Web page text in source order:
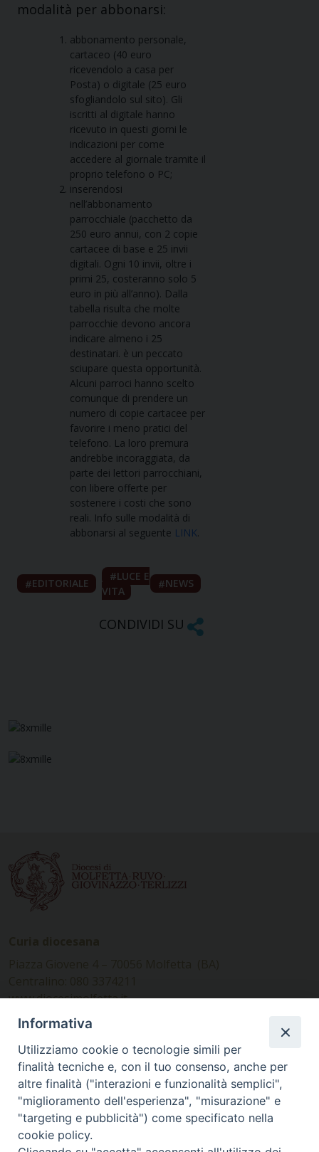
modalità per abbonarsi:
abbonamento personale,
cartaceo (40 euro
ricevendolo a casa per
Posta) o digitale (25 euro
sfogliandolo sul sito). Gli
iscritti al digitale hanno
ricevuto in questi giorni le
indicazioni per come
accedere al giornale tramite il
proprio telefono o PC;
inserendosi
nell’abbonamento
parrocchiale (pacchetto da
250 euro annui, con 2 copie
cartacee di base e 25 invii
digitali. Ogni 10 invii, oltre i
primi 25, costeranno solo 5
euro in più all’anno). Dalla
tabella risulta che molte
parrocchie devono ancora
indicare almeno i 25
destinatari. è un peccato
sciupare questa opportunità.
Alcuni parroci hanno scelto
comunque di prendere un
numero di copie cartacee per
favorire i meno pratici del
telefono. La loro premura
andrebbe incoraggiata, da
parte dei lettori parrocchiani,
con libere offerte per
sostenere i costi che sono
reali. Info sulle modalità di
abbonarsi al seguente LINK.
EDITORIALE
LUCE E
VITA
NEWS
CONDIVIDI SU
www.diocesimolfetta.it –
diocesimolfetta@pec.chiesacattolica.it
Ufficio Comunicazioni sociali
Piazza Giovene 4 – 70056 Molfetta (BA)
comunicazionisociali@diocesimolfetta.it
Informativa
Utilizziamo cookie o tecnologie simili per
finalità tecniche e, con il tuo consenso, anche per
altre finalità ("interazioni e funzionalità semplici",
"miglioramento dell'esperienza", "misurazione" e
"targeting e pubblicità") come specificato nella
cookie policy.